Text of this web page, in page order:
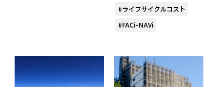
#ライフサイクルコスト
#FACi-NAVi